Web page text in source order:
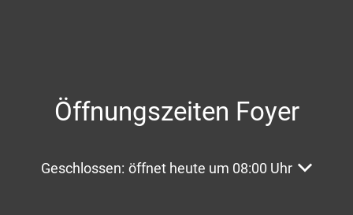
Öffnungszeiten Foyer
Klicken, um weitere Öffnungs- oder Schließzeiten
Geschlossen: öffnet heute um 08:00 Uhr